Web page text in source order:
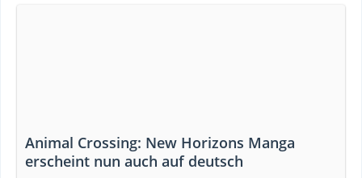
Animal Crossing: New Horizons Manga
erscheint nun auch auf deutsch